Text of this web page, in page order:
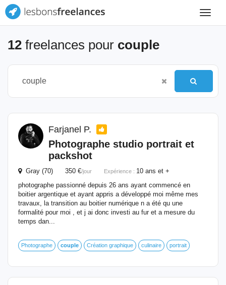
Toggle
12 freelances pour couple
Farjanel P.
Photographe studio portrait et
packshot
Gray (70) 350 €/jour Expérience : 10 ans et +
photographe passionné depuis 26 ans ayant commencé en
boitier argentique et ayant appris a développé moi même mes
travaux, la transition au boitier numérique n a été qu une
formalité pour moi , et j ai donc investi au fur et a mesure du
temps dan...
Photographe couple Création graphique culinaire portrait